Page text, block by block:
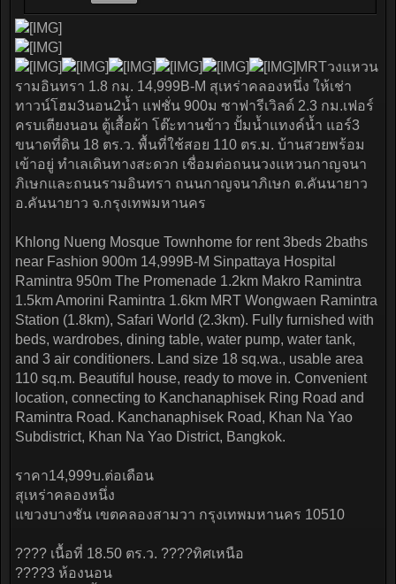
MRTวงแหวน
รามอินทรา 1.8 กม. 14,999B-M สุเหร่าคลองหนึ่ง ให้เช่า
ทาวน์โฮม3นอน2น้ำ แฟชั่น 900ม ซาฟารีเวิลด์ 2.3 กม.เฟอร์
ครบเตียงนอน ตู้เสื้อผ้า โต๊ะทานข้าว ปั้มน้ำแทงค์น้ำ แอร์3
ขนาดที่ดิน 18 ตร.ว. พื้นที่ใช้สอย 110 ตร.ม. บ้านสวยพร้อม
เข้าอยู่ ทำเลเดินทางสะดวก เชื่อมต่อถนนวงแหวนกาญจนา
ภิเษกและถนนรามอินทรา ถนนกาญจนาภิเษก ต.คันนายาว
อ.คันนายาว จ.กรุงเทพมหานคร
Khlong Nueng Mosque Townhome for rent 3beds 2baths
near Fashion 900m 14,999B-M Sinpattaya Hospital
Ramintra 950m The Promenade 1.2km Makro Ramintra
1.5km Amorini Ramintra 1.6km MRT Wongwaen Ramintra
Station (1.8km), Safari World (2.3km). Fully furnished with
beds, wardrobes, dining table, water pump, water tank,
and 3 air conditioners. Land size 18 sq.wa., usable area
110 sq.m. Beautiful house, ready to move in. Convenient
location, connecting to Kanchanaphisek Ring Road and
Ramintra Road. Kanchanaphisek Road, Khan Na Yao
Subdistrict, Khan Na Yao District, Bangkok.
ราคา14,999บ.ต่อเดือน
สุเหร่าคลองหนึ่ง
แขวงบางชัน เขตคลองสามวา กรุงเทพมหานคร 10510
???? เนื้อที่ 18.50 ตร.ว. ????ทิศเหนือ
????3 ห้องนอน